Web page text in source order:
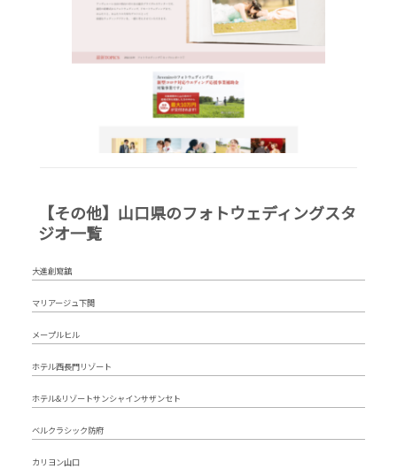
【その他】山口県のフォトウェディングスタ
ジオ一覧
大進創寫舘
マリアージュ下関
メープルヒル
ホテル西長門リゾート
ホテル&リゾートサンシャインサザンセト
ベルクラシック防府
カリヨン山口